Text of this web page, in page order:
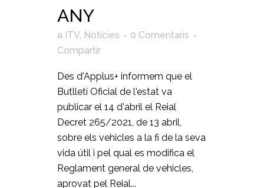
ANY
a ITV, Notícies
0 Comentaris
Compartir
Des d'Applus+ informem que el
Butlletí Oficial de l'estat va
publicar el 14 d'abril el Reial
Decret 265/2021, de 13 abril,
sobre els vehicles a la fi de la seva
vida útil i pel qual es modifica el
Reglament general de vehicles,
aprovat pel Reial...